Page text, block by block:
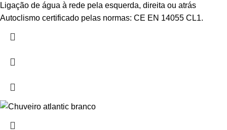
Ligação de água à rede pela esquerda, direita ou atrás
Autoclismo certificado pelas normas: CE EN 14055 CL1.